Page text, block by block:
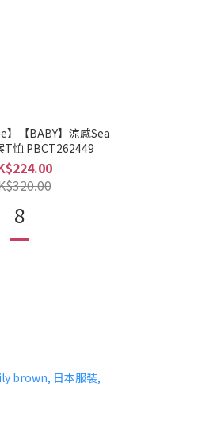
】【BABY】涼感Sea
恤 PBCT262449
8